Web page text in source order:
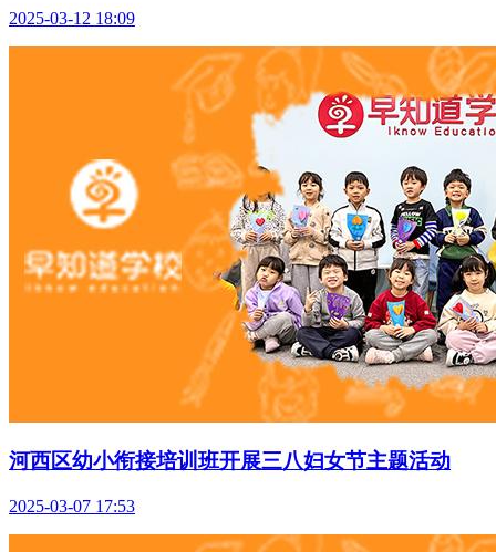
2025-03-12 18:09
河西区幼小衔接培训班开展三八妇女节主题活动
2025-03-07 17:53